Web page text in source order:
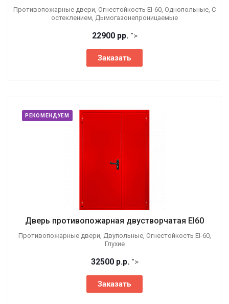
Противопожарные двери, Огнестойкость EI-60, Однопольные, С
остеклением, Дымогазонепроницаемые
22900 рр. ">
Заказать
РЕКОМЕНДУЕМ
Дверь противопожарная двустворчатая EI60
Противопожарные двери, Двупольные, Огнестойкость EI-60,
Глухие
32500 р.р. ">
Заказать